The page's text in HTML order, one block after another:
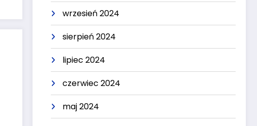
wrzesień 2024
sierpień 2024
lipiec 2024
czerwiec 2024
maj 2024